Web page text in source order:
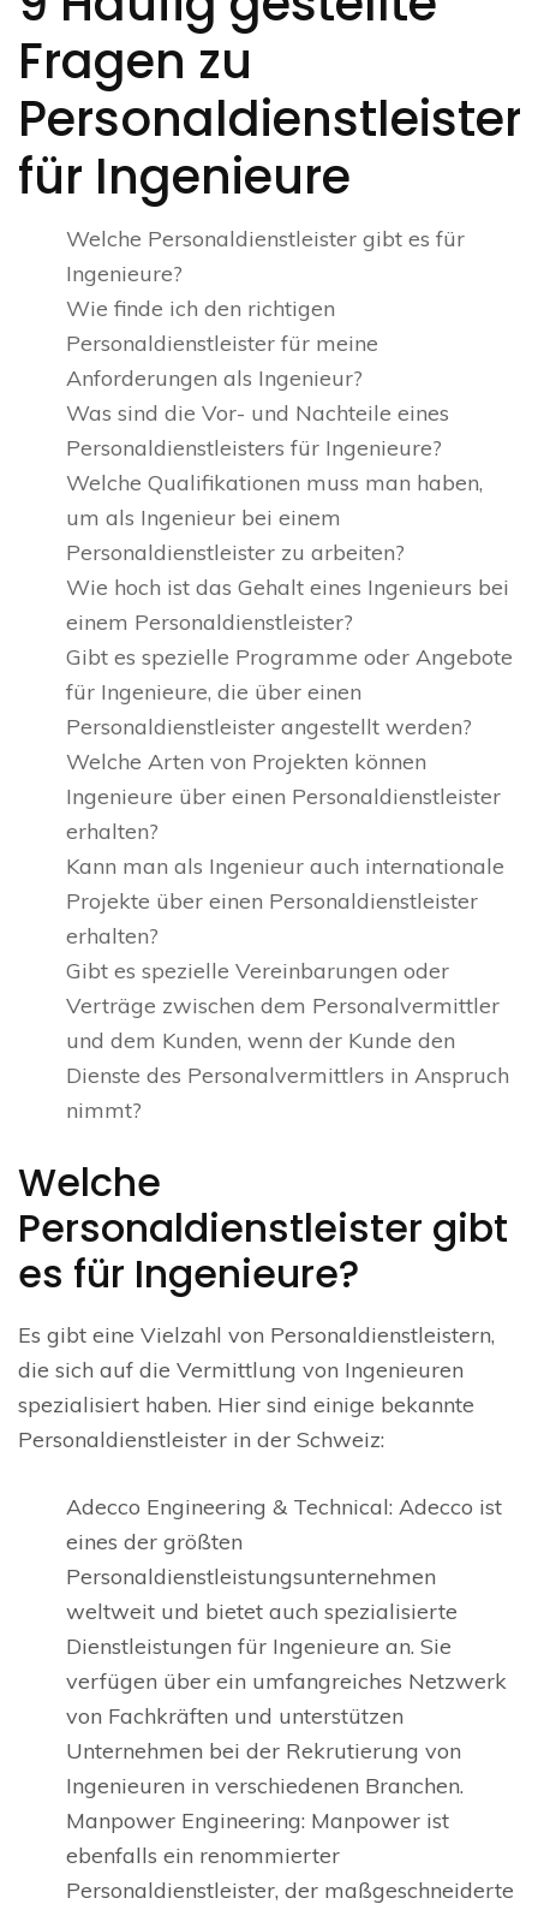
Fragen zu
für Ingenieure
Welche Personaldienstleister gibt es für
Ingenieure?
Wie finde ich den richtigen
Personaldienstleister für meine
Anforderungen als Ingenieur?
Was sind die Vor- und Nachteile eines
Personaldienstleisters für Ingenieure?
Welche Qualifikationen muss man haben,
um als Ingenieur bei einem
Personaldienstleister zu arbeiten?
Wie hoch ist das Gehalt eines Ingenieurs bei
einem Personaldienstleister?
Gibt es spezielle Programme oder Angebote
für Ingenieure, die über einen
Personaldienstleister angestellt werden?
Welche Arten von Projekten können
Ingenieure über einen Personaldienstleister
erhalten?
Kann man als Ingenieur auch internationale
Projekte über einen Personaldienstleister
erhalten?
Gibt es spezielle Vereinbarungen oder
Verträge zwischen dem Personalvermittler
und dem Kunden, wenn der Kunde den
Dienste des Personalvermittlers in Anspruch
nimmt?
Welche
Personaldienstleister gibt
es für Ingenieure?
Es gibt eine Vielzahl von Personaldienstleistern,
die sich auf die Vermittlung von Ingenieuren
spezialisiert haben. Hier sind einige bekannte
Personaldienstleister in der Schweiz:
Adecco Engineering & Technical: Adecco ist
eines der größten
Personaldienstleistungsunternehmen
weltweit und bietet auch spezialisierte
Dienstleistungen für Ingenieure an. Sie
verfügen über ein umfangreiches Netzwerk
von Fachkräften und unterstützen
Unternehmen bei der Rekrutierung von
Ingenieuren in verschiedenen Branchen.
Manpower Engineering: Manpower ist
ebenfalls ein renommierter
Personaldienstleister, der maßgeschneiderte